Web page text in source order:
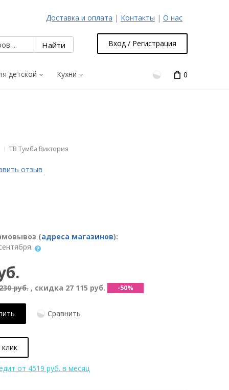
Доставка и оплата | Контакты | О нас
Вход / Регистрация
детской Кухни 0
ТВ Тумба Виктория
отзыв
(адреса магазинов):
руб., скидка 27 115 руб. -50%
Сравнить
от 4519 руб. в месяц